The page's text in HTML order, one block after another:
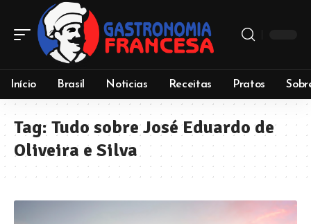
Início Brasil Noticias Receitas Pratos
Tag:Tudo sobre José Eduardo de
Oliveira e Silva